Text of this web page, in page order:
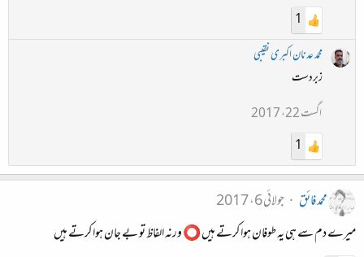
1
محمد عدنان اکبری نقیبی
زبردست
اگست 22، 2017
1
محمد فائق
جولائی 6، 2017
میرے دم سے ہی یہ طوفان ہوا کرتے ہیں ⭕ ورنہ الفاظ تو بے جان ہوا کرتے ہیں